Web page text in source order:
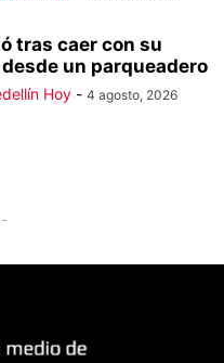
tras caer con su
un parqueadero
Hoy - 4 agosto, 2026
-